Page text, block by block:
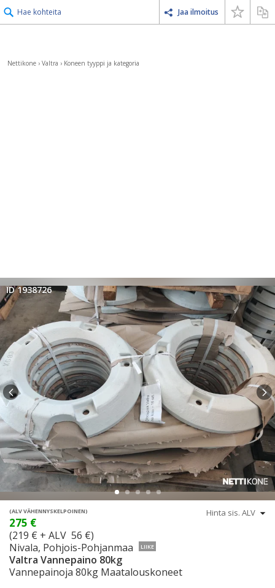
Hae kohteita Jaa ilmoitus
Nettikone › Valtra › Koneen tyyppi ja kategoria
ID 1938726
(ALV VÄHENNYSKELPOINEN)
275 €
(219 € + ALV 56 €)
Nivala, Pohjois-Pohjanmaa
LIIKE
Valtra Vannepaino 80kg
Vannepainoja 80kg Maatalouskoneet